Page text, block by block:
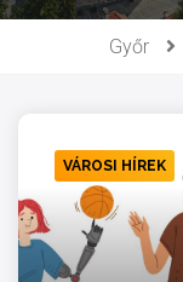
Győr
VÁROSI HÍREK